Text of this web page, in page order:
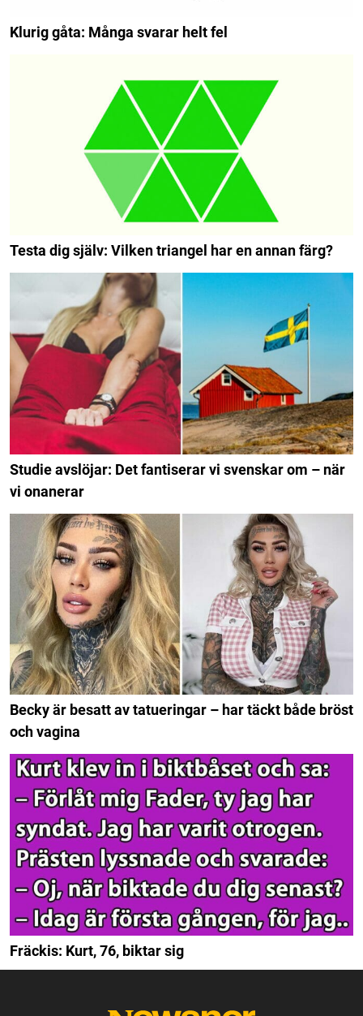
Klurig gåta: Många svarar helt fel
Testa dig själv: Vilken triangel har en annan färg?
Studie avslöjar: Det fantiserar vi svenskar om – när
vi onanerar
Becky är besatt av tatueringar – har täckt både bröst
och vagina
Fräckis: Kurt, 76, biktar sig